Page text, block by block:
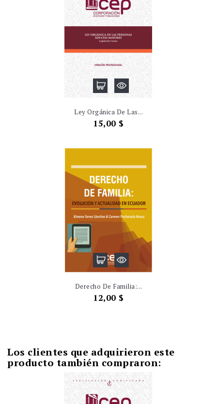
Ley Orgánica De Las...
Precio
15,00 $
Derecho De Familia:...
Precio
12,00 $
Los clientes que adquirieron este
producto también compraron: